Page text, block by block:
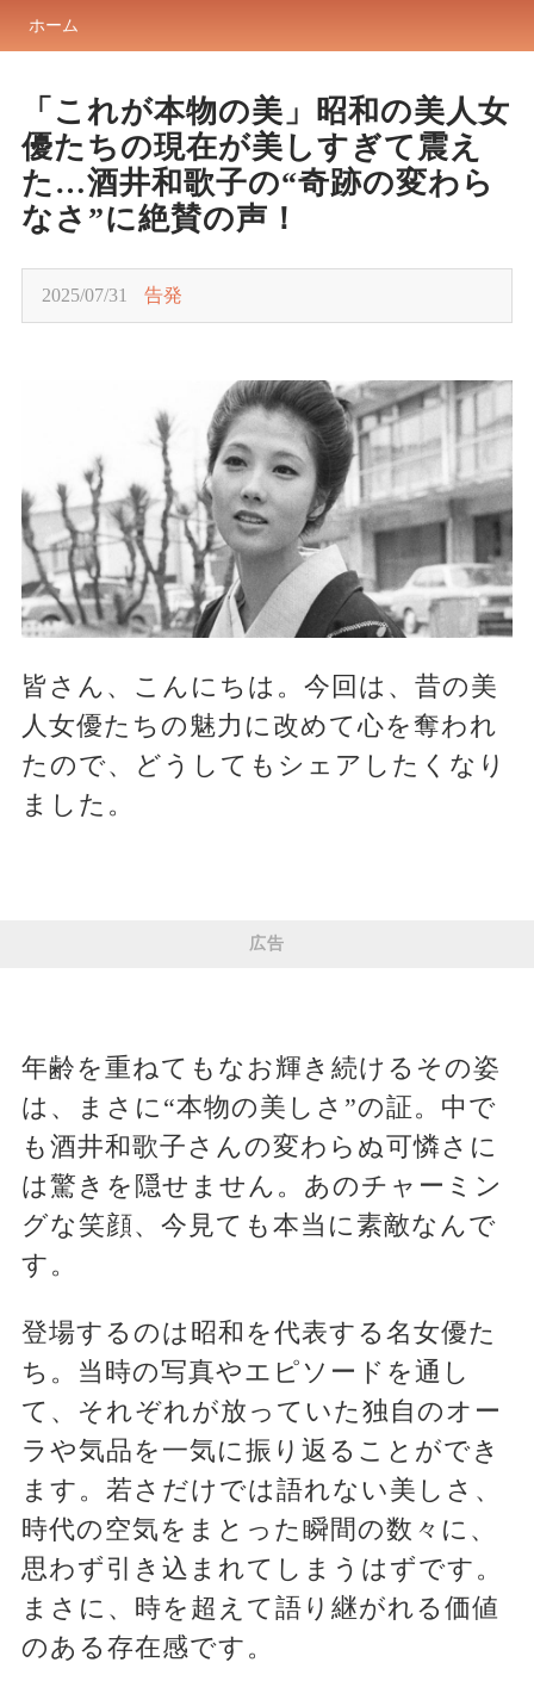
ホーム
「これが本物の美」昭和の美人女
優たちの現在が美しすぎて震え
た…酒井和歌子の“奇跡の変わら
なさ”に絶賛の声！
2025/07/31 告発
皆さん、こんにちは。今回は、昔の美
人女優たちの魅力に改めて心を奪われ
たので、どうしてもシェアしたくなり
ました。
広告
年齢を重ねてもなお輝き続けるその姿
は、まさに“本物の美しさ”の証。中で
も酒井和歌子さんの変わらぬ可憐さに
は驚きを隠せません。あのチャーミン
グな笑顔、今見ても本当に素敵なんで
す。
登場するのは昭和を代表する名女優た
ち。当時の写真やエピソードを通し
て、それぞれが放っていた独自のオー
ラや気品を一気に振り返ることができ
ます。若さだけでは語れない美しさ、
時代の空気をまとった瞬間の数々に、
思わず引き込まれてしまうはずです。
まさに、時を超えて語り継がれる価値
のある存在感です。